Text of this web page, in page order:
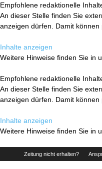
Empfohlene redaktionelle
An dieser Stelle finden Sie
anzeigen dürfen. Damit
Inhalte anzeigen
Weitere Hinweise finden Sie in
Empfohlene redaktionelle
An dieser Stelle finden Sie
anzeigen dürfen. Damit
Inhalte anzeigen
Weitere Hinweise finden Sie in
Zeitung nicht erhalten?